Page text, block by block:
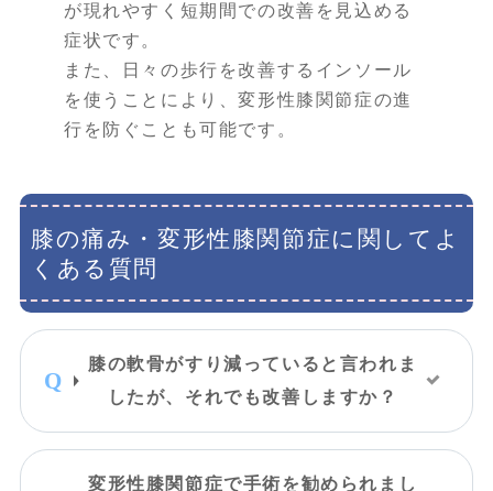
が現れやすく短期間での改善を見込める
症状です。
また、日々の歩行を改善するインソール
を使うことにより、変形性膝関節症の進
行を防ぐことも可能です。
膝の痛み・変形性膝関節症に関してよ
くある質問
膝の軟骨がすり減っていると言われま
したが、それでも改善しますか？
変形性膝関節症で手術を勧められまし